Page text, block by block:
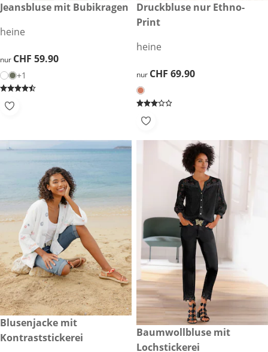
CHF 59.90
Jeansbluse mit Bubikragen
heine
CHF 59.90
nur CHF 59.90
+1
CHF 69.90
Druckbluse nur Ethno-
Print
heine
CHF 69.90
nur CHF 69.90
CHF 119.00
Blusenjacke mit
Kontraststickerei
CHF 89.90
Baumwollbluse mit
Lochstickerei